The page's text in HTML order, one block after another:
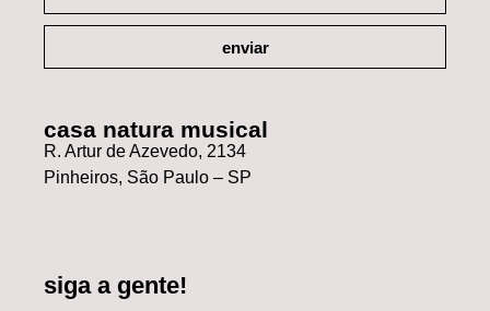
enviar
casa natura musical
R. Artur de Azevedo, 2134
Pinheiros, São Paulo – SP
siga a gente!